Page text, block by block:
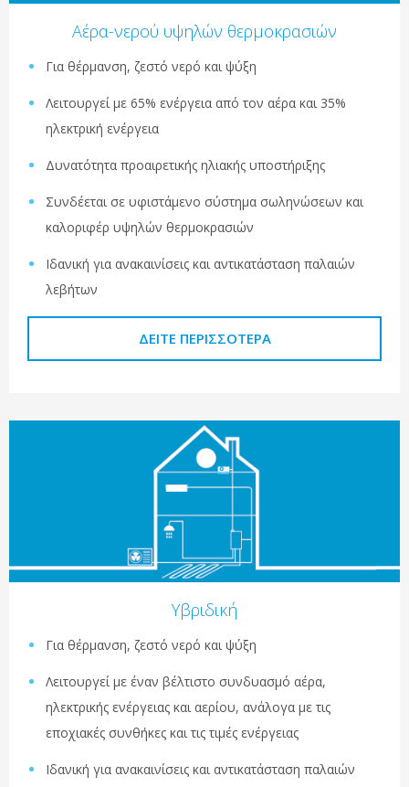
Αέρα-νερού υψηλών θερμοκρασιών
Για θέρμανση, ζεστό νερό και ψύξη
Λειτουργεί με 65% ενέργεια από τον αέρα και 35%
ηλεκτρική ενέργεια
Δυνατότητα προαιρετικής ηλιακής υποστήριξης
Συνδέεται σε υφιστάμενο σύστημα σωληνώσεων και
καλοριφέρ υψηλών θερμοκρασιών
Ιδανική για ανακαινίσεις και αντικατάσταση παλαιών
λεβήτων
ΔΕΊΤΕ ΠΕΡΙΣΣΌΤΕΡΑ
Υβριδική
Για θέρμανση, ζεστό νερό και ψύξη
Λειτουργεί με έναν βέλτιστο συνδυασμό αέρα,
ηλεκτρικής ενέργειας και αερίου, ανάλογα με τις
εποχιακές συνθήκες και τις τιμές ενέργειας
Ιδανική για ανακαινίσεις και αντικατάσταση παλαιών